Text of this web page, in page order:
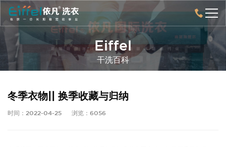
Eiffel
干洗百科
冬季衣物|| 换季收藏与归纳
时间：2022-04-25 浏览：6056